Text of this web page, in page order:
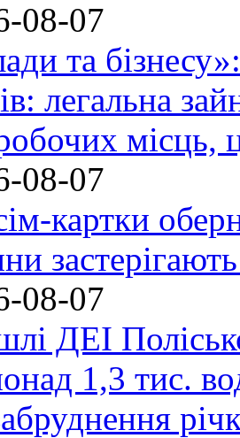
08-07
та
легальна
місць,
08-07
картки
08-07
ДЕІ
1,3 тис.